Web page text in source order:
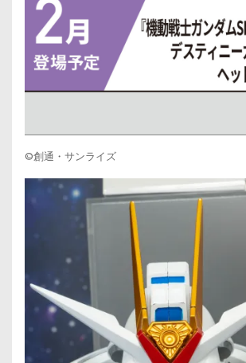
©創通・サンライズ